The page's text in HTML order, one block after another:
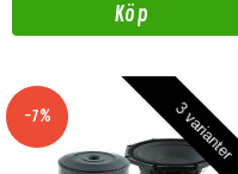
Köp
3 varianter
-7%